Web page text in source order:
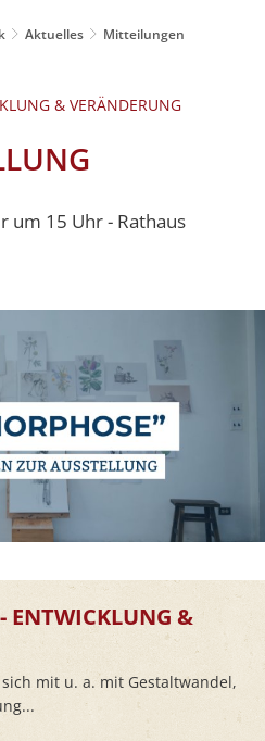
Aktuelles
Mitteilungen
& VERÄNDERUNG
um 15 Uhr - Rathaus
ENTWICKLUNG &
mit u. a. mit Gestaltwandel,